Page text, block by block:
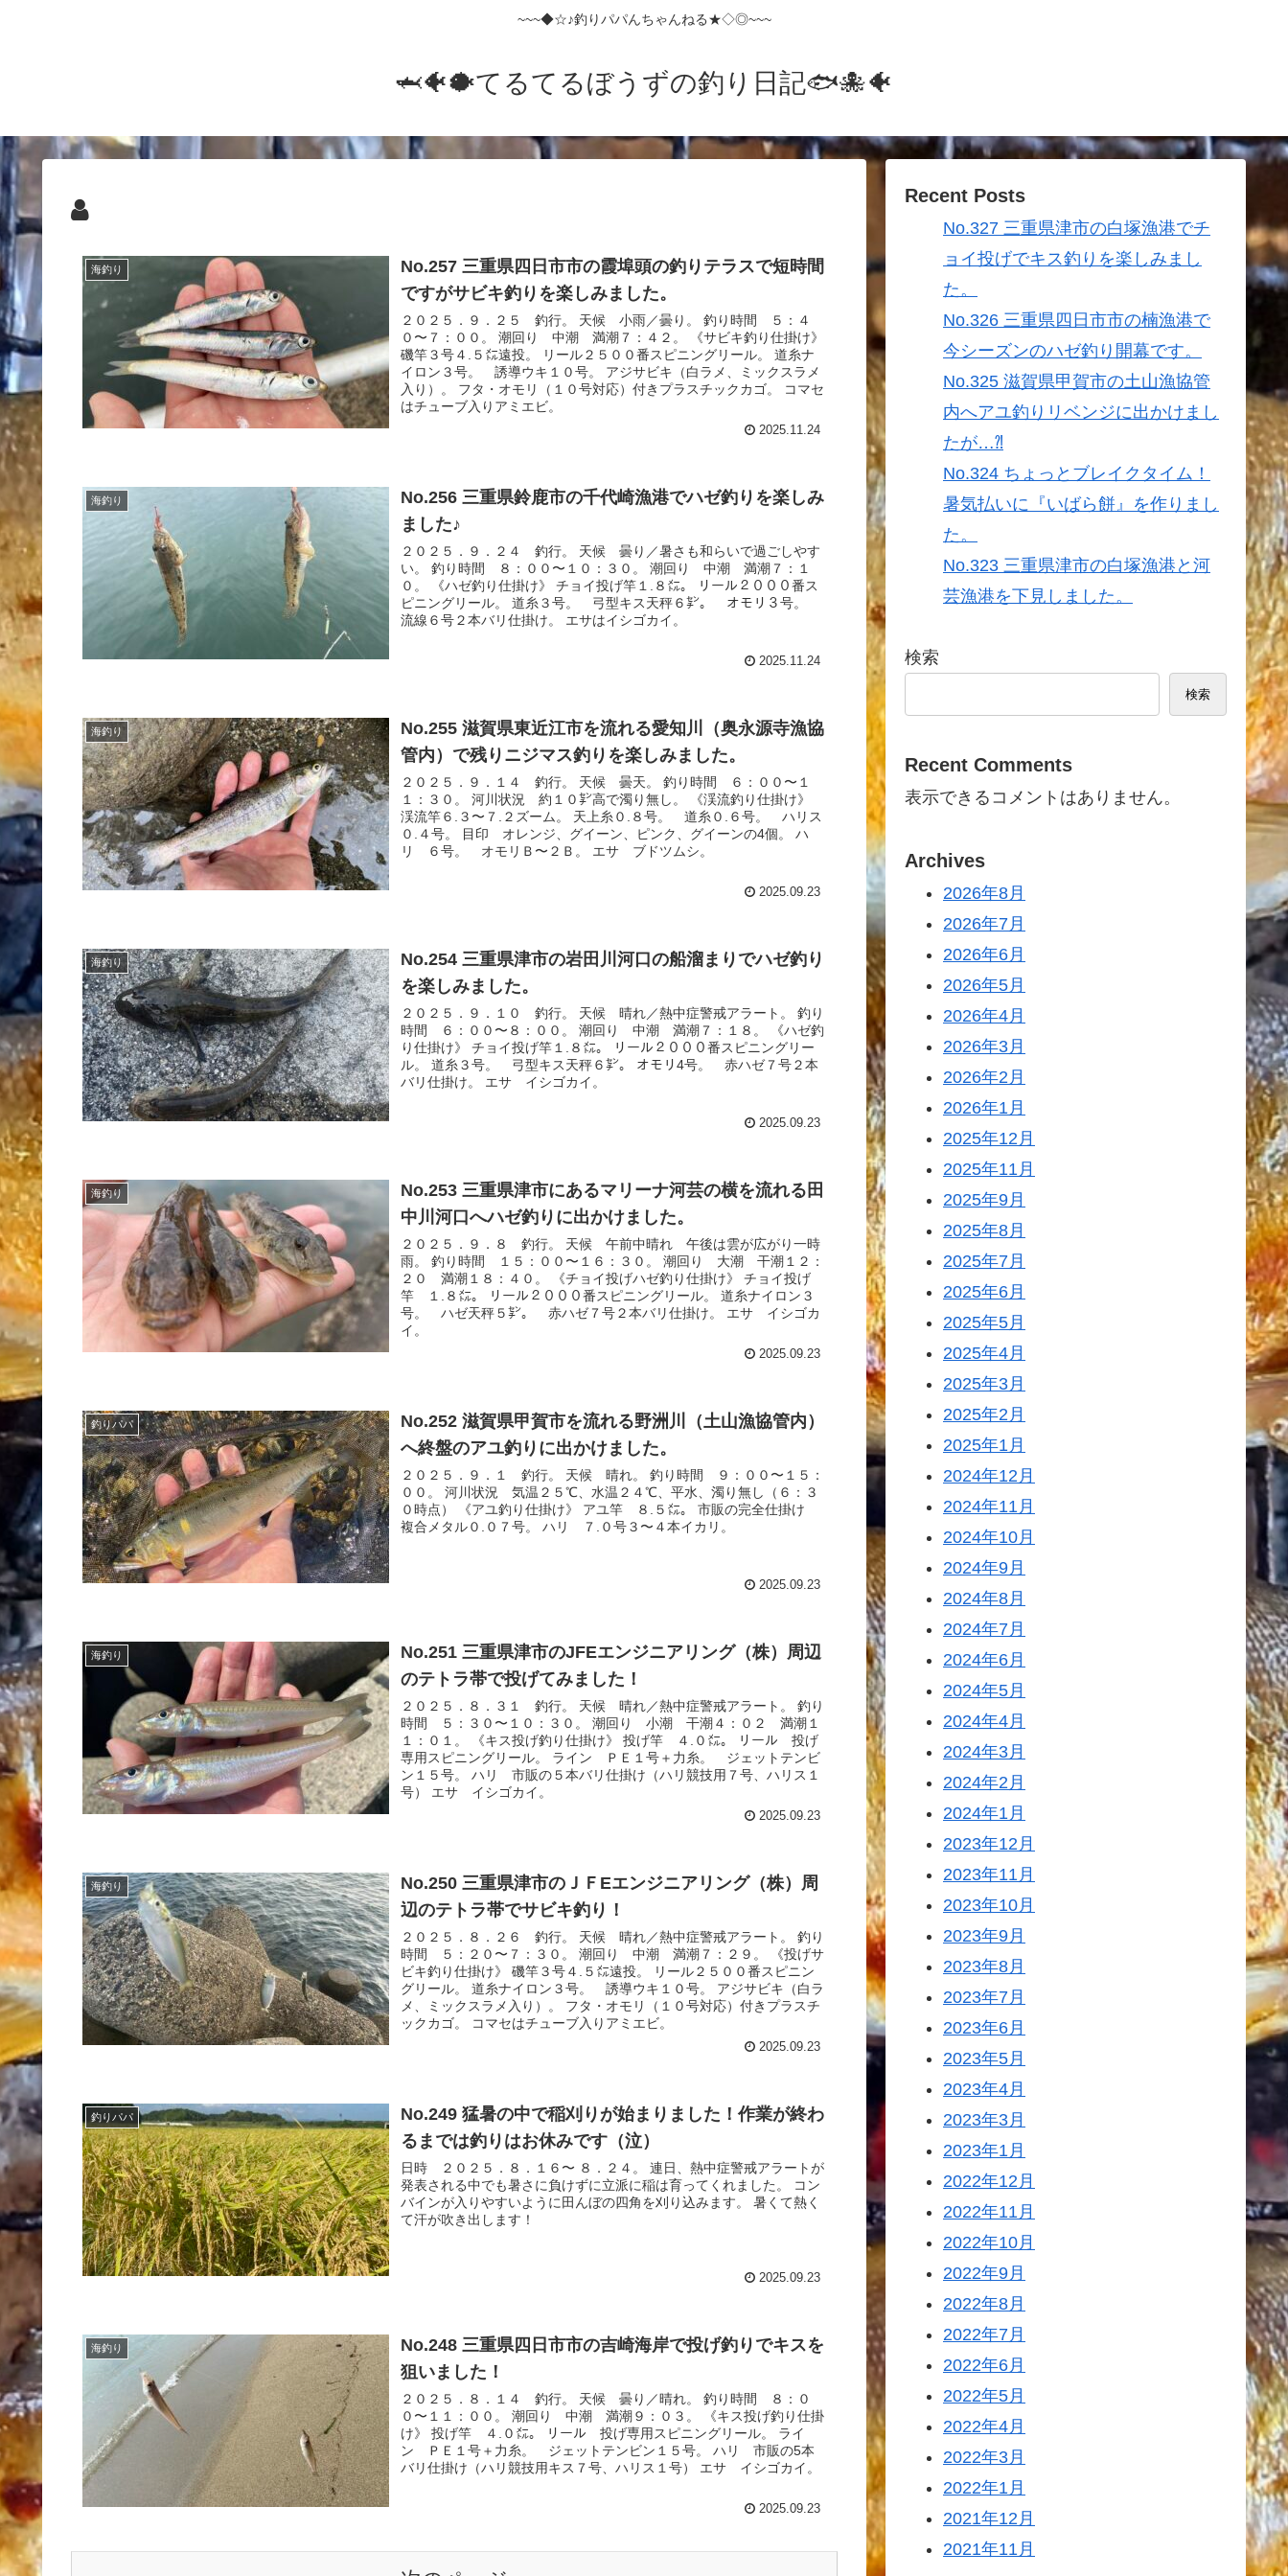
~~~◆☆♪釣りパパんちゃんねる★◇◎~~~
🦈🐠🐡てるてるぼうずの釣り日記🐟️🐙🐠
海釣り
No.257 三重県四日市市の霞埠頭の釣りテラスで短時間
ですがサビキ釣りを楽しみました。
２０２５．９．２５ 釣行。 天候 小雨／曇り。 釣り時間 ５：４
０〜７：００。 潮回り 中潮 満潮７：４２。 《サビキ釣り仕掛け》
磯竿３号４.５㍍遠投。 リール２５００番スピニングリール。 道糸ナ
イロン３号。 誘導ウキ１０号。 アジサビキ（白ラメ、ミックスラメ
入り）。 フタ・オモリ（１０号対応）付きプラスチックカゴ。 コマセ
はチューブ入りアミエビ。
2025.11.24
海釣り
No.256 三重県鈴鹿市の千代崎漁港でハゼ釣りを楽しみ
ました♪
２０２５．９．２４ 釣行。 天候 曇り／暑さも和らいで過ごしやす
い。 釣り時間 ８：００〜１０：３０。 潮回り 中潮 満潮７：１
０。 《ハゼ釣り仕掛け》 チョイ投げ竿１.８㍍。 リール２０００番ス
ピニングリール。 道糸３号。 弓型キス天秤６㌢。 オモリ３号。
流線６号２本バリ仕掛け。 エサはイシゴカイ。
2025.11.24
海釣り
No.255 滋賀県東近江市を流れる愛知川（奥永源寺漁協
管内）で残りニジマス釣りを楽しみました。
２０２５．９．１４ 釣行。 天候 曇天。 釣り時間 ６：００〜１
１：３０。 河川状況 約１０㌢高で濁り無し。 《渓流釣り仕掛け》
渓流竿６.３〜７.２ズーム。 天上糸０.８号。 道糸０.６号。 ハリス
０.４号。 目印 オレンジ、グイーン、ピンク、グイーンの4個。 ハ
リ ６号。 オモリＢ〜２Ｂ。 エサ ブドツムシ。
2025.09.23
海釣り
No.254 三重県津市の岩田川河口の船溜まりでハゼ釣り
を楽しみました。
２０２５．９．１０ 釣行。 天候 晴れ／熱中症警戒アラート。 釣り
時間 ６：００〜８：００。 潮回り 中潮 満潮７：１８。 《ハゼ釣
り仕掛け》 チョイ投げ竿１.８㍍。 リール２０００番スピニングリー
ル。 道糸３号。 弓型キス天秤６㌢。 オモリ4号。 赤ハゼ７号２本
バリ仕掛け。 エサ イシゴカイ。
2025.09.23
海釣り
No.253 三重県津市にあるマリーナ河芸の横を流れる田
中川河口へハゼ釣りに出かけました。
２０２５．９．８ 釣行。 天候 午前中晴れ 午後は雲が広がり一時
雨。 釣り時間 １５：００〜１６：３０。 潮回り 大潮 干潮１２：
２０ 満潮１８：４０。 《チョイ投げハゼ釣り仕掛け》 チョイ投げ
竿 １.８㍍。 リール２０００番スピニングリール。 道糸ナイロン３
号。 ハゼ天秤５㌢。 赤ハゼ７号２本バリ仕掛け。 エサ イシゴカ
イ。
2025.09.23
釣りパパ
No.252 滋賀県甲賀市を流れる野洲川（土山漁協管内）
へ終盤のアユ釣りに出かけました。
２０２５．９．１ 釣行。 天候 晴れ。 釣り時間 ９：００〜１５：
００。 河川状況 気温２５℃、水温２４℃、平水、濁り無し（６：３
０時点） 《アユ釣り仕掛け》 アユ竿 ８.５㍍。 市販の完全仕掛け
複合メタル０.０７号。 ハリ ７.０号３〜４本イカリ。
2025.09.23
海釣り
No.251 三重県津市のJFEエンジニアリング（株）周辺
のテトラ帯で投げてみました！
２０２５．８．３１ 釣行。 天候 晴れ／熱中症警戒アラート。 釣り
時間 ５：３０〜１０：３０。 潮回り 小潮 干潮４：０２ 満潮１
１：０１。 《キス投げ釣り仕掛け》 投げ竿 ４.０㍍。 リール 投げ
専用スピニングリール。 ライン ＰＥ１号＋力糸。 ジェットテンビ
ン１５号。 ハリ 市販の５本バリ仕掛け（ハリ競技用７号、ハリス１
号） エサ イシゴカイ。
2025.09.23
海釣り
No.250 三重県津市のＪＦEエンジニアリング（株）周
辺のテトラ帯でサビキ釣り！
２０２５．８．２６ 釣行。 天候 晴れ／熱中症警戒アラート。 釣り
時間 ５：２０〜７：３０。 潮回り 中潮 満潮７：２９。 《投げサ
ビキ釣り仕掛け》 磯竿３号４.５㍍遠投。 リール２５００番スピニン
グリール。 道糸ナイロン３号。 誘導ウキ１０号。 アジサビキ（白ラ
メ、ミックスラメ入り）。 フタ・オモリ（１０号対応）付きプラスチ
ックカゴ。 コマセはチューブ入りアミエビ。
2025.09.23
釣りパパ
No.249 猛暑の中で稲刈りが始まりました！作業が終わ
るまでは釣りはお休みです（泣）
日時 ２０２５．８．１６〜 ８．２４。 連日、熱中症警戒アラートが
発表される中でも暑さに負けずに立派に稲は育ってくれました。 コン
バインが入りやすいように田んぼの四角を刈り込みます。 暑くて熱く
て汗が吹き出します！
2025.09.23
海釣り
No.248 三重県四日市市の吉崎海岸で投げ釣りでキスを
狙いました！
２０２５．８．１４ 釣行。 天候 曇り／晴れ。 釣り時間 ８：０
０〜１１：００。 潮回り 中潮 満潮９：０３。 《キス投げ釣り仕掛
け》 投げ竿 ４.０㍍。 リール 投げ専用スピニングリール。 ライ
ン ＰＥ１号＋力糸。 ジェットテンビン１５号。 ハリ 市販の5本
バリ仕掛け（ハリ競技用キス７号、ハリス１号） エサ イシゴカイ。
2025.09.23
Recent Posts
No.327 三重県津市の白塚漁港でチ
ョイ投げでキス釣りを楽しみまし
た。
No.326 三重県四日市市の楠漁港で
今シーズンのハゼ釣り開幕です。
No.325 滋賀県甲賀市の土山漁協管
内へアユ釣りリベンジに出かけまし
たが…⁈
No.324 ちょっとブレイクタイム！
暑気払いに『いばら餅』を作りまし
た。
No.323 三重県津市の白塚漁港と河
芸漁港を下見しました。
検索
検索
Recent Comments
表示できるコメントはありません。
Archives
2026年8月
2026年7月
2026年6月
2026年5月
2026年4月
2026年3月
2026年2月
2026年1月
2025年12月
2025年11月
2025年9月
2025年8月
2025年7月
2025年6月
2025年5月
2025年4月
2025年3月
2025年2月
2025年1月
2024年12月
2024年11月
2024年10月
2024年9月
2024年8月
2024年7月
2024年6月
2024年5月
2024年4月
2024年3月
2024年2月
2024年1月
2023年12月
2023年11月
2023年10月
2023年9月
2023年8月
2023年7月
2023年6月
2023年5月
2023年4月
2023年3月
2023年1月
2022年12月
2022年11月
2022年10月
2022年9月
2022年8月
2022年7月
2022年6月
2022年5月
2022年4月
2022年3月
2022年1月
2021年12月
2021年11月